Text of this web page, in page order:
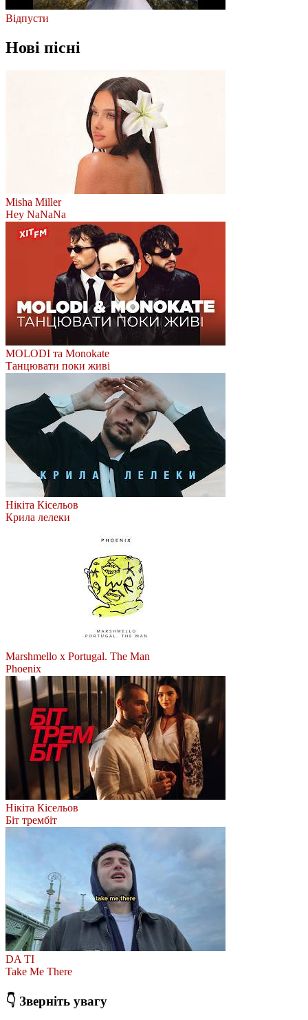
Відпусти
Нові пісні
Misha Miller
Hey NaNaNa
MOLODI та Monokate
Танцювати поки живі
Нікіта Кісельов
Крила лелеки
Marshmello x Portugal. The Man
Phoenix
Нікіта Кісельов
Біт трембіт
DA TI
Take Me There
👇 Зверніть увагу